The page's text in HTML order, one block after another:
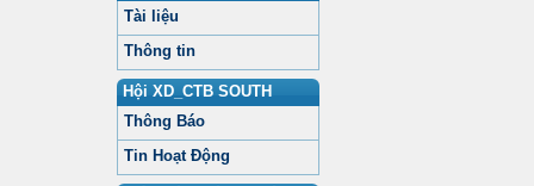
Tài liệu
Thông tin
Hội XD_CTB SOUTH
Thông Báo
Tin Hoạt Động